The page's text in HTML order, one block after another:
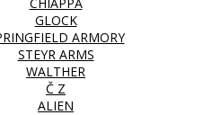
GLOCK
ARMORY
STEYR ARMS
WALTHER
Č Z
ALIEN